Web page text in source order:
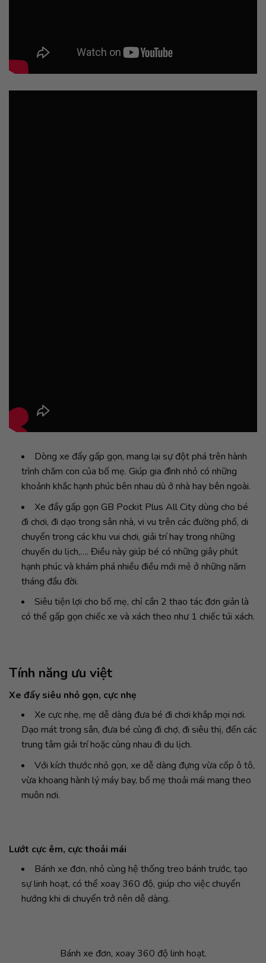
Dòng xe đẩy gấp gọn, mang lại sự đột phá trên hành
trình chăm con của bố mẹ. Giúp gia đình nhỏ có những
khoảnh khắc hạnh phúc bên nhau dù ở nhà hay bên ngoài.
Xe đẩy gấp gọn GB Pockit Plus All City dùng cho bé
đi chơi, đi dạo trong sân nhà, vi vu trên các đường phố, di
chuyển trong các khu vui chơi, giải trí hay trong những
chuyến du lịch,…. Điều này giúp bé có những giây phút
hạnh phúc và khám phá nhiều điều mới mẻ ở những năm
tháng đầu đời.
Siêu tiện lợi cho bố mẹ, chỉ cần 2 thao tác đơn giản là
có thể gấp gọn chiếc xe và xách theo như 1 chiếc túi xách.
Tính năng ưu việt
Xe đẩy siêu nhỏ gọn, cực nhẹ
Xe cực nhẹ, mẹ dễ dàng đưa bé đi chơi khắp mọi nơi.
Dạo mát trong sân, đưa bé cùng đi chợ, đi siêu thị, đến các
trung tâm giải trí hoặc cùng nhau đi du lịch.
Với kích thước nhỏ gọn, xe dễ dàng đựng vừa cốp ô tô,
vừa khoang hành lý máy bay, bố mẹ thoải mái mang theo
muôn nơi.
Lướt cực êm, cực thoải mái
Bánh xe đơn, nhỏ cùng hệ thống treo bánh trước, tạo
sự linh hoạt, có thể xoay 360 độ, giúp cho việc chuyển
hướng khi di chuyển trở nên dễ dàng.
Bánh xe đơn, xoay 360 độ linh hoạt.